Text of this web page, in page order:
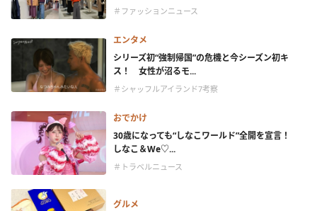
＃ファッションニュース
エンタメ
シリーズ初“強制帰国”の危機と今シーズン初キ
ス！ 女性が沼るモ...
＃シャッフルアイランド7考察
おでかけ
30歳になっても“しなこワールド”全開を宣言！
しなこ＆We♡...
＃トラベルニュース
グルメ